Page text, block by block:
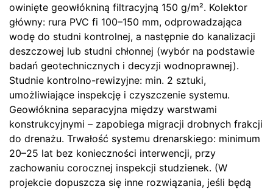
owinięte geowłókniną filtracyjną 150 g/m². Kolektor
główny: rura PVC fi 100–150 mm, odprowadzająca
wodę do studni kontrolnej, a następnie do kanalizacji
deszczowej lub studni chłonnej (wybór na podstawie
badań geotechnicznych i decyzji wodnoprawnej).
Studnie kontrolno-rewizyjne: min. 2 sztuki,
umożliwiające inspekcję i czyszczenie systemu.
Geowłóknina separacyjna między warstwami
konstrukcyjnymi – zapobiega migracji drobnych frakcji
do drenażu. Trwałość systemu drenarskiego: minimum
20–25 lat bez konieczności interwencji, przy
zachowaniu corocznej inspekcji studzienek. (W
projekcie dopuszcza się inne rozwiązania, jeśli będą